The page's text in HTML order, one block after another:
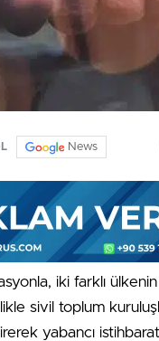
News
iki farklı
sivil toplum
yabancı